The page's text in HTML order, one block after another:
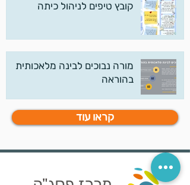
קובץ טיפים לניהול כיתה
מורה נבוכים לבינה מלאכותית
בהוראה
קראו עוד